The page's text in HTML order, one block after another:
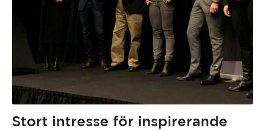
Stort intresse för inspirerande